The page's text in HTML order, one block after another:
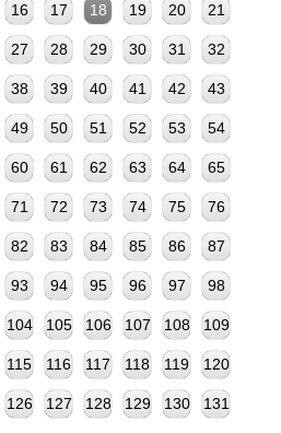
16 17 18 19 20 21
27 28 29 30 31 32
38 39 40 41 42 43
49 50 51 52 53 54
60 61 62 63 64 65
71 72 73 74 75 76
82 83 84 85 86 87
93 94 95 96 97 98
104 105 106 107 108 109
115 116 117 118 119 120
126 127 128 129 130 131